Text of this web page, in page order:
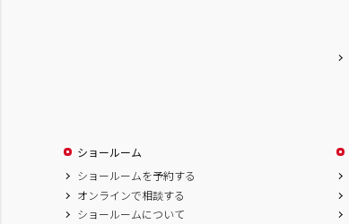
ショールーム
ショールームを予約する
オンラインで相談する
ショールームについて